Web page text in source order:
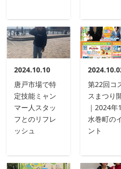
2024.10.10
唐戸市場で特
定技能ミャン
マー人スタッ
フとのリフレ
ッシュ
第22回コ
スまつり
｜2024年
水巻町の
ント